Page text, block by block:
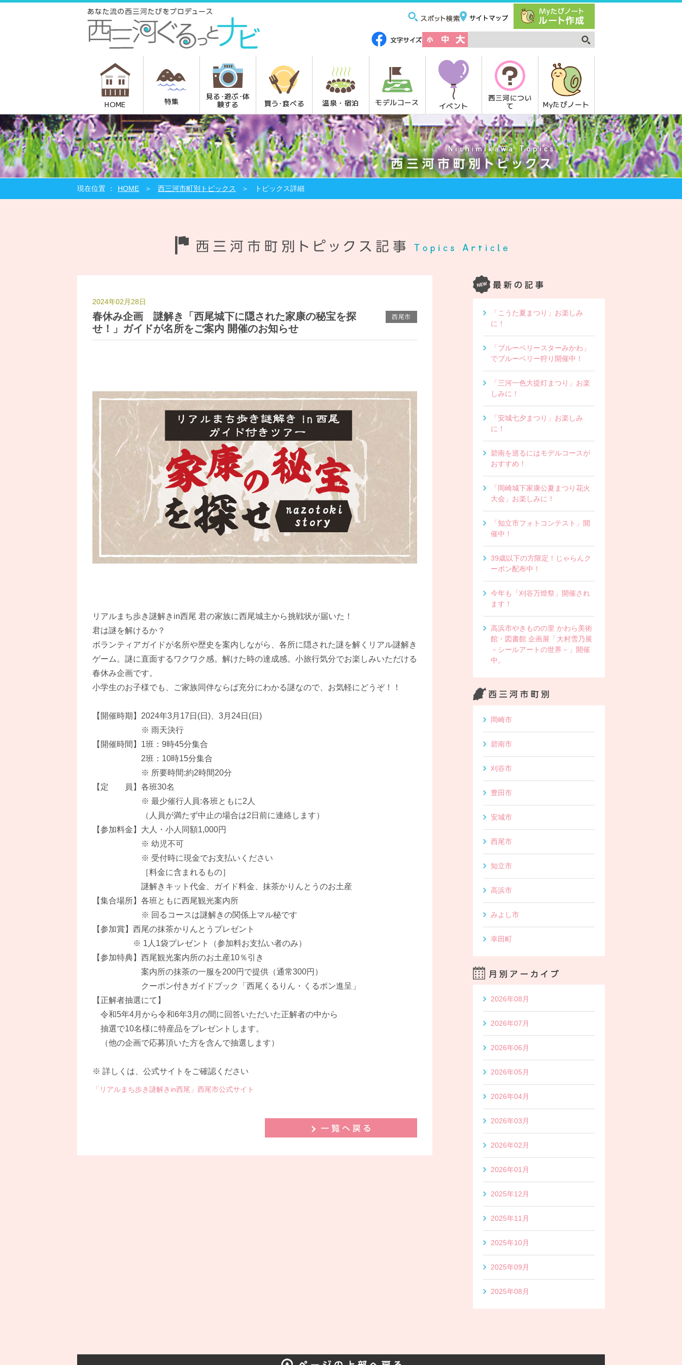
HOME 特集
見る･遊ぶ･体
験する
買う･食べる 温泉・宿泊 モデルコース イベント
西三河につい
て
Myたびノート
HOME 西三河市町別トピックス トピックス詳細
2024年02月28日
西尾市
春休み企画 謎解き「西尾城下に隠された家康の秘宝を探
せ！」ガイドが名所をご案内 開催のお知らせ
リアルまち歩き謎解きin西尾 君の家族に西尾城主から挑戦状が届いた！
君は謎を解けるか？
ボランティアガイドが名所や歴史を案内しながら、各所に隠された謎を解くリアル謎解き
ゲーム。謎に直面するワクワク感。解けた時の達成感。小旅行気分でお楽しみいただける
春休み企画です。
小学生のお子様でも、ご家族同伴ならば充分にわかる謎なので、お気軽にどうぞ！！
【開催時期】2024年3月17日(日)、3月24日(日)
※ 雨天決行
【開催時間】1班：9時45分集合
2班：10時15分集合
※ 所要時間:約2時間20分
【定 員】各班30名
※ 最少催行人員:各班ともに2人
（人員が満たず中止の場合は2日前に連絡します）
【参加料金】大人・小人同額1,000円
※ 幼児不可
※ 受付時に現金でお支払いください
［料金に含まれるもの］
謎解きキット代金、ガイド料金、抹茶かりんとうのお土産
【集合場所】各班ともに西尾観光案内所
※ 回るコースは謎解きの関係上マル秘です
【参加賞】西尾の抹茶かりんとうプレゼント
※ 1人1袋プレゼント（参加料お支払い者のみ）
【参加特典】西尾観光案内所のお土産10％引き
案内所の抹茶の一服を200円で提供（通常300円）
クーポン付きガイドブック「西尾くるりん・くるポン進呈」
【正解者抽選にて】
令和5年4月から令和6年3月の間に回答いただいた正解者の中から
抽選で10名様に特産品をプレゼントします。
（他の企画で応募頂いた方を含んで抽選します）
※ 詳しくは、公式サイトをご確認ください
「リアルまち歩き謎解きin西尾」西尾市公式サイト
「こうた夏まつり」お楽しみ
に！
「ブルーベリースターみかわ」
でブルーベリー狩り開催中！
「三河一色大提灯まつり」お楽
しみに！
「安城七夕まつり」お楽しみ
に！
碧南を巡るにはモデルコースが
おすすめ！
「岡崎城下家康公夏まつり花火
大会」お楽しみに！
「知立市フォトコンテスト」開
催中！
39歳以下の方限定！じゃらんク
ーポン配布中！
今年も「刈谷万燈祭」開催され
ます！
高浜市やきものの里 かわら美術
館・図書館 企画展「大村雪乃展
－シールアートの世界－」開催
中。
岡崎市
碧南市
刈谷市
豊田市
安城市
西尾市
知立市
高浜市
みよし市
幸田町
2026年08月
2026年07月
2026年06月
2026年05月
2026年04月
2026年03月
2026年02月
2026年01月
2025年12月
2025年11月
2025年10月
2025年09月
2025年08月